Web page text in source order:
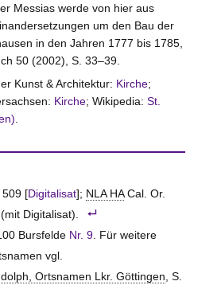
Messias werde von hier aus
um den Bau der
in den Jahren 1777 bis 1785,
50 (2002), S. 33–39.
Kunst & Architektur: Kirche;
Kirche; Wikipedia: St.
.
509 [Digitalisat]; NLA HACal. Or.
(mit Digitalisat).
Bursfelde Nr. 9. Für weitere
vgl.
Ortsnamen Lkr. Göttingen , S.